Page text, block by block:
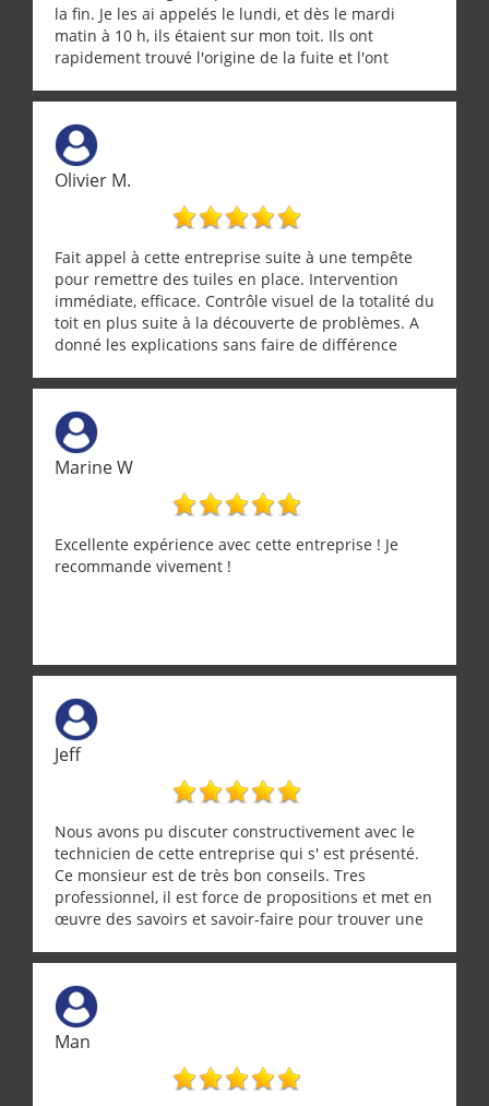
la fin. Je les ai appelés le lundi, et dès le mardi
matin à 10 h, ils étaient sur mon toit. Ils ont
rapidement trouvé l'origine de la fuite et l'ont
Une équipe sérieuse, réactive et compétente. C'est
vraiment rassurant de pouvoir compter sur des
artisans aussi professionnels. Merci encore !
Olivier M.
Fait appel à cette entreprise suite à une tempête
pour remettre des tuiles en place. Intervention
immédiate, efficace. Contrôle visuel de la totalité du
toit en plus suite à la découverte de problèmes. A
donné les explications sans faire de différence
Marine W
Excellente expérience avec cette entreprise ! Je
recommande vivement !
Jeff
Nous avons pu discuter constructivement avec le
technicien de cette entreprise qui s' est présenté.
Ce monsieur est de très bon conseils. Tres
professionnel, il est force de propositions et met en
œuvre des savoirs et savoir-faire pour trouver une
demande de l écoute et de la considération, ce qui
ne se trouve que chez les pationnés de leur métier.
Merci a ce monsieur pour sa disponibilité
Man